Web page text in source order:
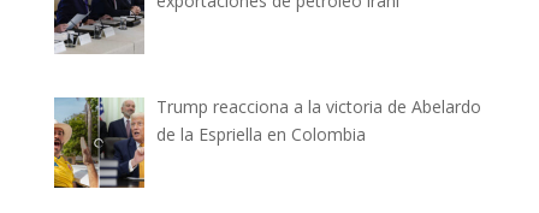
Trump reacciona a la victoria de Abelardo
de la Espriella en Colombia